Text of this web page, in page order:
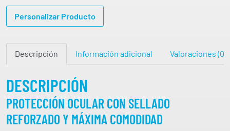
s
u
i
d
a
d
p
Personalizar Producto
Descripción Información adicional Valoraciones (0)
DESCRIPCIÓN
PROTECCIÓN OCULAR CON SELLADO
REFORZADO Y MÁXIMA COMODIDAD